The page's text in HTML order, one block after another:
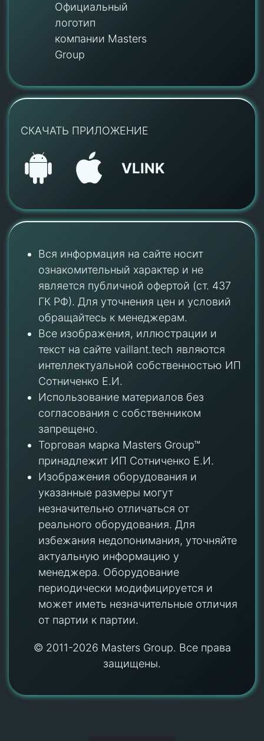
Официальный
логотип
компании Masters
Group
СКАЧАТЬ ПРИЛОЖЕНИЕ
VLINK
Вся информация на сайте носит
ознакомительный характер и не
является публичной офертой (ст. 437
ГК РФ). Для уточнения цен и условий
обращайтесь к менеджерам.
Все изображения, иллюстрации и
текст на сайте vaillant.tech являются
интеллектуальной собственностью ИП
Сотниченко Е.И.
Использование материалов без
согласования с собственником
запрещено.
Торговая марка Masters Group™
принадлежит ИП Сотниченко Е.И.
Изображения оборудования и
указанные размеры могут
незначительно отличаться от
реального оборудования. Для
избежания недопонимания, уточняйте
актуальную информацию у
менеджера. Оборудование
периодически модифицируется и
может иметь незначительные отличия
от партии к партии.
© 2011-2026 Masters Group. Все права
защищены.